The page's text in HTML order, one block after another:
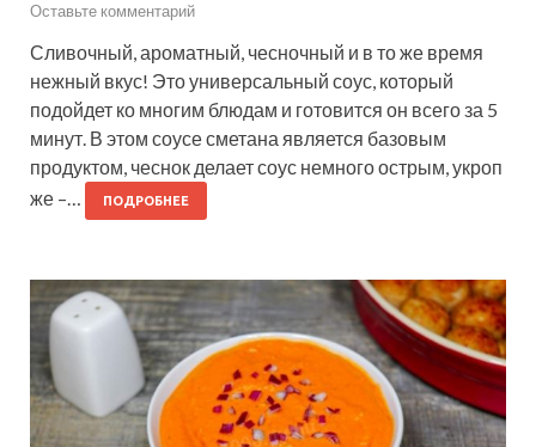
Оставьте комментарий
Сливочный, ароматный, чесночный и в то же время
нежный вкус! Это универсальный соус, который
подойдет ко многим блюдам и готовится он всего за 5
минут. В этом соусе сметана является базовым
продуктом, чеснок делает соус немного острым, укроп
же –…
ПОДРОБНЕЕ